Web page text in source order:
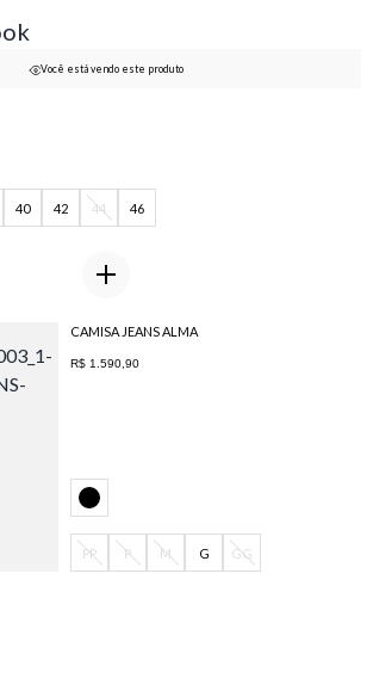
Você está vendo este produto
40 42 44 46
CAMISA JEANS ALMA
R$ 1.590,90
PP P M G GG